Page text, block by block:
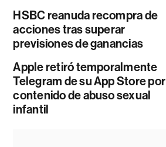
HSBC reanuda recompra de
acciones tras superar
previsiones de ganancias
Apple retiró temporalmente
Telegram de su App Store por
contenido de abuso sexual
infantil